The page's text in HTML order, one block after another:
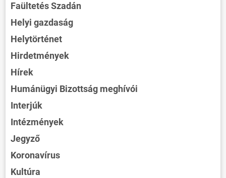
Faültetés Szadán
Helyi gazdaság
Helytörténet
Hirdetmények
Hírek
Humánügyi Bizottság meghívói
Interjúk
Intézmények
Jegyző
Koronavírus
Kultúra